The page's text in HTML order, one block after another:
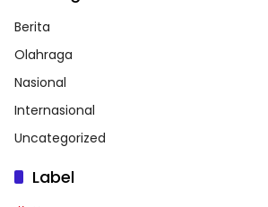
Berita
Olahraga
Nasional
Internasional
Uncategorized
Label